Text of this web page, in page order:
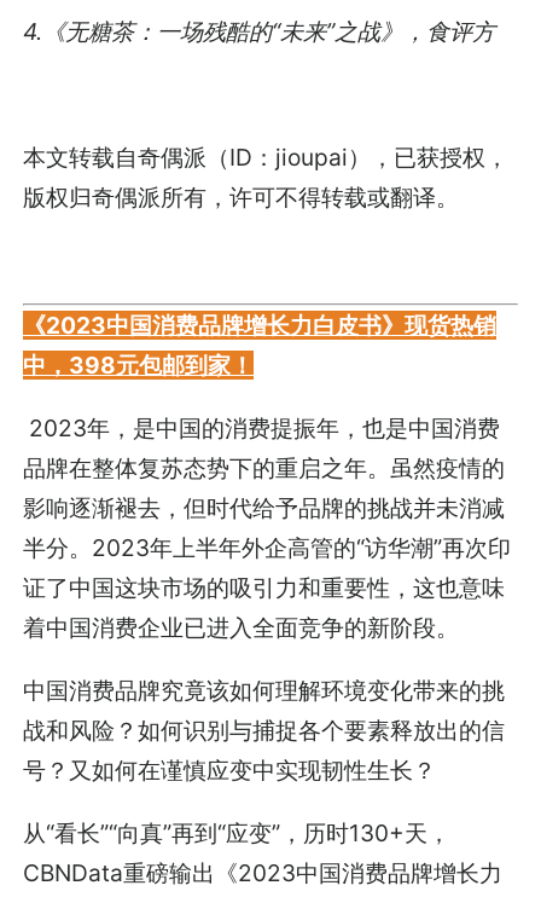
4.《无糖茶：一场残酷的“未来”之战》，食评方
本文转载自奇偶派（ID：jioupai），已获授权，
版权归奇偶派所有，许可不得转载或翻译。
《2023中国消费品牌增长力白皮书》现货热销
中，398元包邮到家！
2023年，是中国的消费提振年，也是中国消费
品牌在整体复苏态势下的重启之年。虽然疫情的
影响逐渐褪去，但时代给予品牌的挑战并未消减
半分。2023年上半年外企高管的“访华潮”再次印
证了中国这块市场的吸引力和重要性，这也意味
着中国消费企业已进入全面竞争的新阶段。
中国消费品牌究竟该如何理解环境变化带来的挑
战和风险？如何识别与捕捉各个要素释放出的信
号？又如何在谨慎应变中实现韧性生长？
从“看长”“向真”再到“应变”，历时130+天，
CBNData重磅输出《2023中国消费品牌增长力